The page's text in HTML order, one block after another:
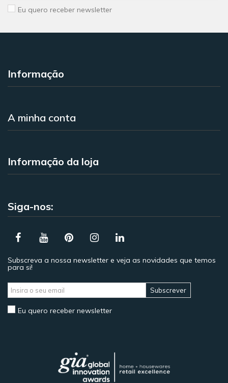
Eu quero receber newsletter
Informação
A minha conta
Informação da loja
Siga-nos:
Subscreva a nossa newsletter e veja as novidades que temos
para si!
Subscrever
Eu quero receber newsletter